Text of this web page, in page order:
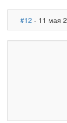
#12 - 11 мая